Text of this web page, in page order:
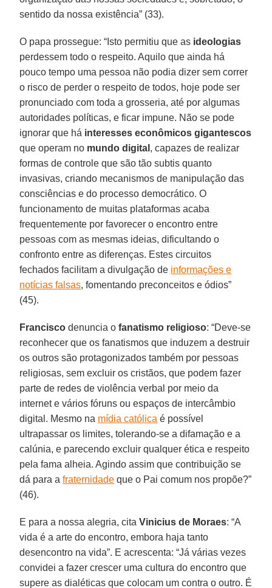
sentido da nossa existência” (33).
O papa prossegue: “Isto permitiu que as ideologias
perdessem todo o respeito. Aquilo que ainda há
pouco tempo uma pessoa não podia dizer sem correr
o risco de perder o respeito de todos, hoje pode ser
pronunciado com toda a grosseria, até por algumas
autoridades políticas, e ficar impune. Não se pode
ignorar que há interesses econômicos gigantescos
que operam no mundo digital , capazes de realizar
formas de controle que são tão subtis quanto
invasivas, criando mecanismos de manipulação das
consciências e do processo democrático. O
funcionamento de muitas plataformas acaba
frequentemente por favorecer o encontro entre
pessoas com as mesmas ideias, dificultando o
confronto entre as diferenças. Estes circuitos
fechados facilitam a divulgação de informações e
notícias falsas, fomentando preconceitos e ódios”
(45).
Francisco denuncia ofanatismo religioso: “Deve-se
reconhecer que os fanatismos que induzem a destruir
os outros são protagonizados também por pessoas
religiosas, sem excluir os cristãos, que podem fazer
parte de redes de violência verbal por meio da
internet e vários fóruns ou espaços de intercâmbio
digital. Mesmo na mídia católica é possível
ultrapassar os limites, tolerando-se a difamação e a
calúnia, e parecendo excluir qualquer ética e respeito
pela fama alheia. Agindo assim que contribuição se
dá para afraternidade que o Pai comum nos propõe?”
(46).
E para a nossa alegria, citaVinicius de Moraes: “A
vida é a arte do encontro, embora haja tanto
desencontro na vida”. E acrescenta: “Já várias vezes
convidei a fazer crescer uma cultura do encontro que
supere as dialéticas que colocam um contra o outro. É